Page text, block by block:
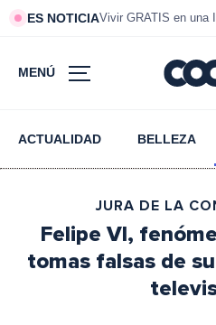
ES NOTICIAVivir GRATIS en una
MENÚ
ACTUALIDAD BELLEZA
JURA DE LA
Felipe VI,
tomas falsas de